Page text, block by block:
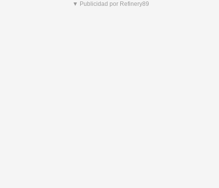
▼ Publicidad por Refinery89